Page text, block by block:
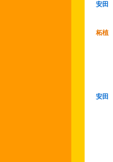
安田
柘植
安田